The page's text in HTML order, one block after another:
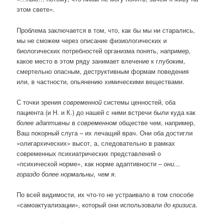
этом свете».
Проблема заключается в том, что, как бы мы ни старались,
мы не сможем через описание физиологических и
биологических потребностей организма понять, например,
какое место в этом ряду занимает влечение к глубоким,
смертельно опасным, деструктивным формам поведения
или, в частности, опьянению химическими веществами.
С точки зрениясовременной системы ценностей, оба
пациента (и Н. и К.) до нашей с ними встречи были куда как
более адаптивны всовременном обществе чем, например,
Ваш покорный слуга – их лечащий врач. Они оба достигли
«олигархических» высот, а, следовательно в рамках
современных психиатрических представлений о
«психической норме», как норме адаптивности –они…
гораздо более нормальны, чем я.
По всей видимости, их что-то не устраивало в том способе
«самоактуализации», который они использовалидо кризиса.